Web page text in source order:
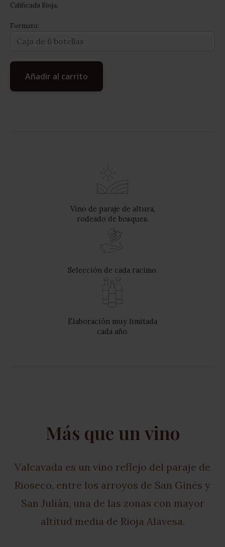
Calificada Rioja.
Formato:
Añadir al carrito
Vino de paraje de altura,
rodeado de bosques.
Selección de cada racimo.
Elaboración muy limitada
cada año.
Más que un vino
Valcavada es un vino reflejo del paraje de
Rioseco, entre los arroyos de San Ginés y
San Julián, una de las zonas con mayor
altitud media de Rioja Alavesa.